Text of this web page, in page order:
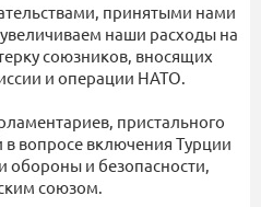
принятыми нами
наши расходы на
союзников, вносящих
и операции НАТО.
пристального
вопросе включения Турции
обороны и безопасности,
союзом.